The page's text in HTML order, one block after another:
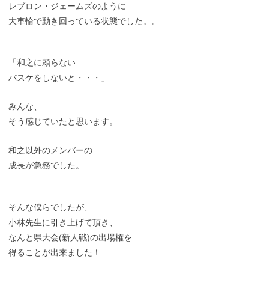
レブロン・ジェームズのように
大車輪で動き回っている状態でした。。
「和之に頼らない
バスケをしないと・・・」
みんな、
そう感じていたと思います。
和之以外のメンバーの
成長が急務でした。
そんな僕らでしたが、
小林先生に引き上げて頂き、
なんと県大会(新人戦)の出場権を
得ることが出来ました！